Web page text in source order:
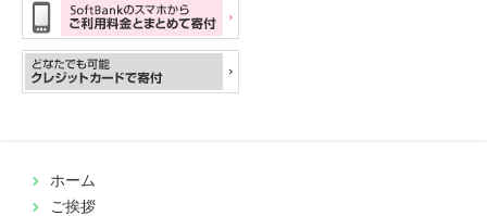
ホーム
ご挨拶